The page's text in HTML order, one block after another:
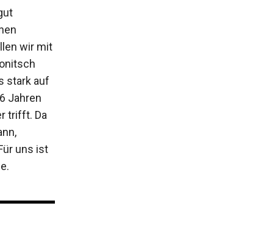
wir mit
stark auf
Jahren
trifft. Da
uns ist